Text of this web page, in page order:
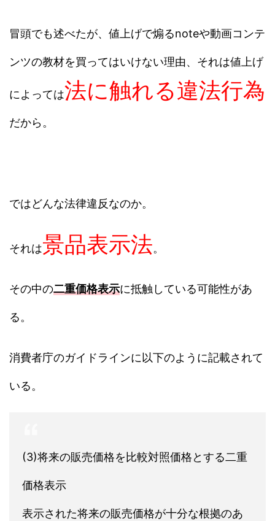
冒頭でも述べたが、値上げで煽るnoteや動画コンテ
ンツの教材を買ってはいけない理由、それは値上げ
によっては法に触れる違法行為
だから。
ではどんな法律違反なのか。
それは景品表示法。
その中の二重価格表示に抵触している可能性があ
る。
消費者庁のガイドラインに以下のように記載されて
いる。
(3)将来の販売価格を比較対照価格とする二重
価格表示
表示された将来の販売価格が十分な根拠のあ